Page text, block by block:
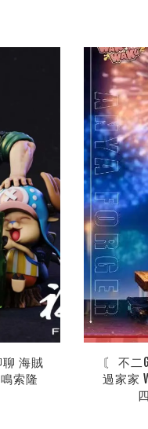
聊 海賊
索隆
〘 不二
過家家